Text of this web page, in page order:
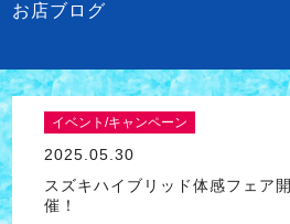
お店ブログ
イベント/キャンペーン
2025.05.30
スズキハイブリッド体感フェア開
催！